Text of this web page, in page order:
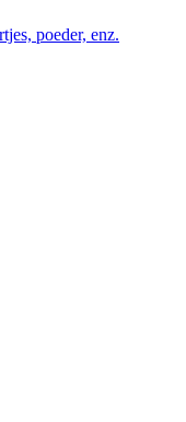
poeder, enz.